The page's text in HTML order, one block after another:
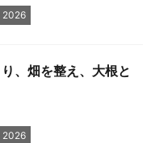
2026
、畑を整え、大根と
2026